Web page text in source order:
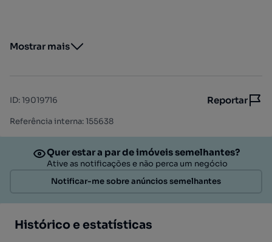
Mostrar mais
ID:19019716 Reportar
Referência interna: 155638
Quer estar a par de imóveis semelhantes?
Ative as notificações e não perca um negócio
Notificar-me sobre anúncios semelhantes
Histórico e estatísticas